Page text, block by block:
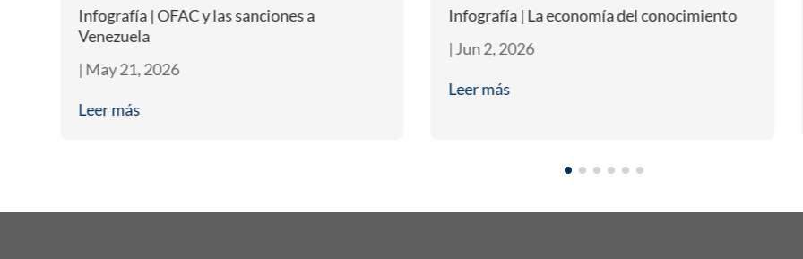
Infografía | OFAC y las sanciones a
Venezuela
| May 21, 2026
Leer más
Infografía | La economía del conocimiento
| Jun 2, 2026
Leer más